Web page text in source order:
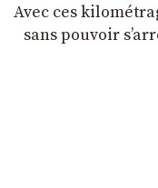
Avec ces
sans pouvoir